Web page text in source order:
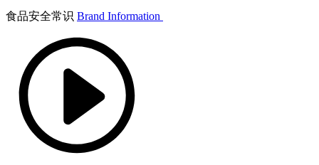
食品安全常识 Brand Information